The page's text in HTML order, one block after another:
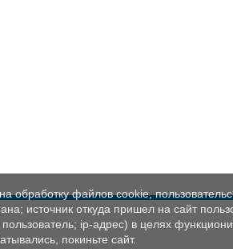
обработку файлов cookie,
источник откуда пришел на сайт
ip-адрес) в целях
покиньте сайт.